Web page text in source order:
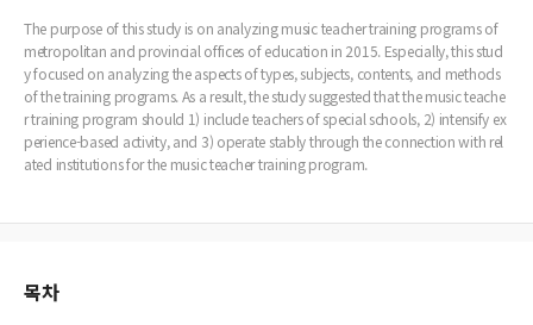
The purpose of this study is on analyzing music teacher training programs of
metropolitan and provincial offices of education in 2015. Especially, this stud
y focused on analyzing the aspects of types, subjects, contents, and methods
of the training programs. As a result, the study suggested that the music teache
r training program should 1) include teachers of special schools, 2) intensify ex
perience-based activity, and 3) operate stably through the connection with rel
ated institutions for the music teacher training program.
목차